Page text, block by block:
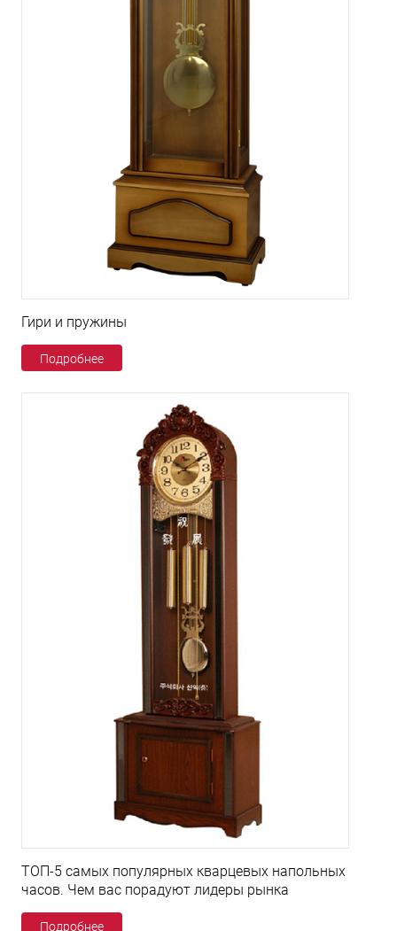
Гири и пружины
Подробнее
ТОП-5 самых популярных кварцевых напольных
часов. Чем вас порадуют лидеры рынка
Подробнее